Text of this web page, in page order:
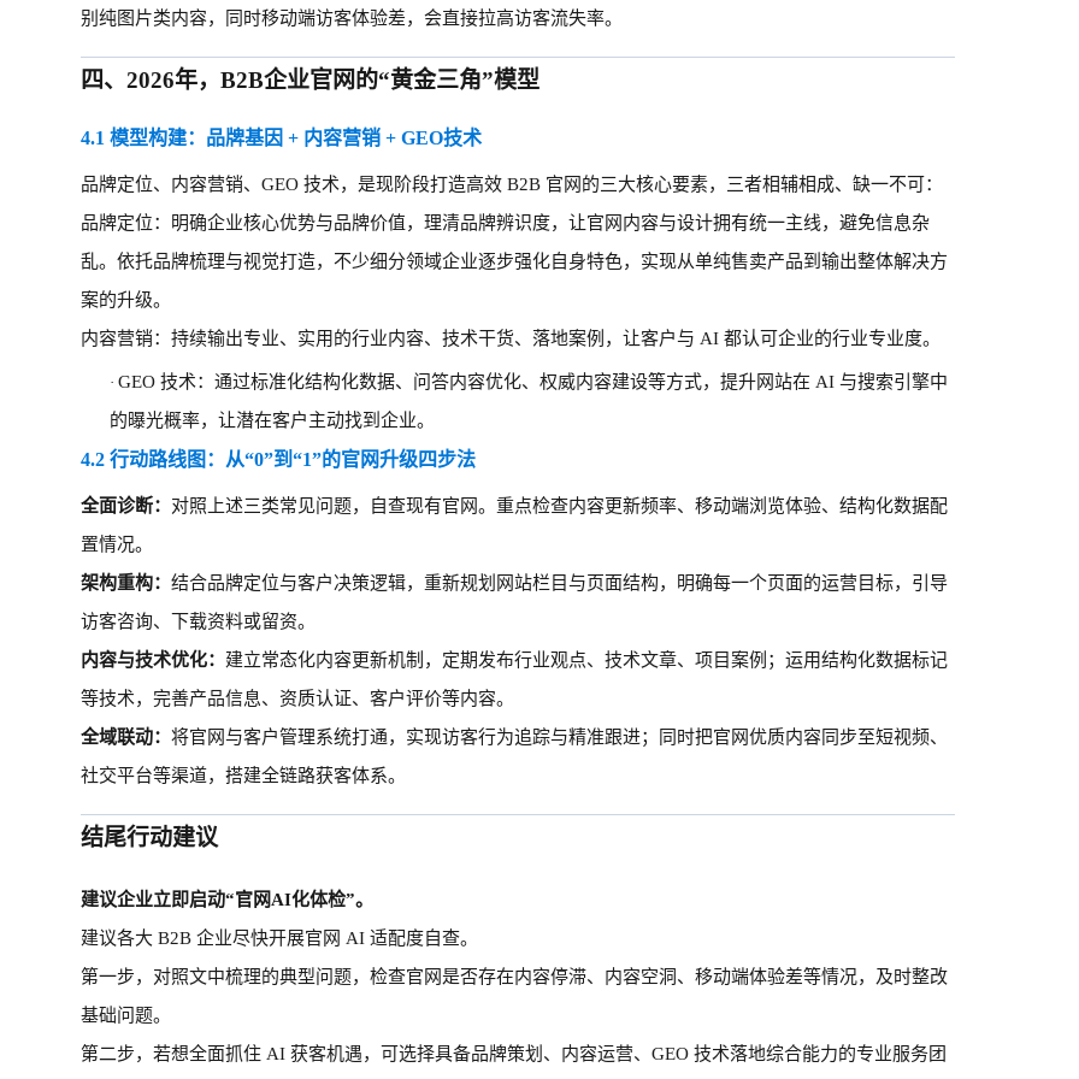
别纯图片类内容，同时移动端访客体验差，会直接拉高访客流失率。
四、2026年，B2B企业官网的“黄金三角”模型
4.1 模型构建：品牌基因 + 内容营销 + GEO技术
品牌定位、内容营销、GEO 技术，是现阶段打造高效 B2B 官网的三大核心要素，三者相辅相成、缺一不可：
品牌定位：明确企业核心优势与品牌价值，理清品牌辨识度，让官网内容与设计拥有统一主线，避免信息杂
乱。依托品牌梳理与视觉打造，不少细分领域企业逐步强化自身特色，实现从单纯售卖产品到输出整体解决方
案的升级。
内容营销：持续输出专业、实用的行业内容、技术干货、落地案例，让客户与 AI 都认可企业的行业专业度。
·GEO 技术：通过标准化结构化数据、问答内容优化、权威内容建设等方式，提升网站在 AI 与搜索引擎中
的曝光概率，让潜在客户主动找到企业。
4.2 行动路线图：从“0”到“1”的官网升级四步法
全面诊断： 对照上述三类常见问题，自查现有官网。重点检查内容更新频率、移动端浏览体验、结构化数据配
置情况。
架构重构：结合品牌定位与客户决策逻辑，重新规划网站栏目与页面结构，明确每一个页面的运营目标，引导
访客咨询、下载资料或留资。
内容与技术优化： 建立常态化内容更新机制，定期发布行业观点、技术文章、项目案例；运用结构化数据标记
等技术，完善产品信息、资质认证、客户评价等内容。
全域联动：将官网与客户管理系统打通，实现访客行为追踪与精准跟进；同时把官网优质内容同步至短视频、
社交平台等渠道，搭建全链路获客体系。
结尾行动建议
建议企业立即启动“官网AI化体检”。
建议各大 B2B 企业尽快开展官网 AI 适配度自查。
第一步，对照文中梳理的典型问题，检查官网是否存在内容停滞、内容空洞、移动端体验差等情况，及时整改
基础问题。
第二步，若想全面抓住 AI 获客机遇，可选择具备品牌策划、内容运营、GEO 技术落地综合能力的专业服务团